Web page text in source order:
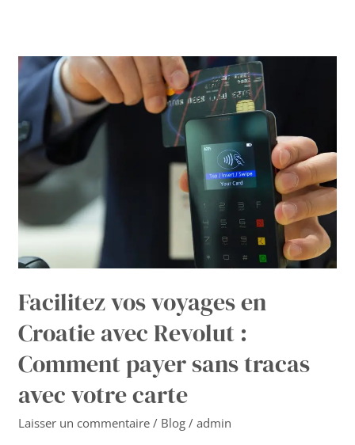
Facilitez vos voyages en
Croatie avec Revolut :
Comment payer sans tracas
avec votre carte
Laisser un commentaire / Blog /admin
Facilitez
vos
voyages
en
Croatie
avec
Revolut
:
payer
sans
tracas
avec
votre
carte